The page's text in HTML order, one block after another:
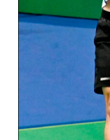
師
賽》
建